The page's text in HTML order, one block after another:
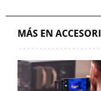
MÁS EN